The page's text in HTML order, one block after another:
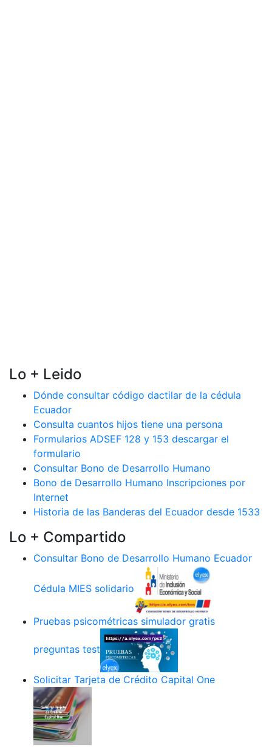
Lo + Leido
Dónde consultar código dactilar de la cédula
Ecuador
Consulta cuantos hijos tiene una persona
Formularios ADSEF 128 y 153 descargar el
formulario
Consultar Bono de Desarrollo Humano
Bono de Desarrollo Humano Inscripciones por
Internet
Historia de las Banderas del Ecuador desde 1533
Lo + Compartido
Consultar Bono de Desarrollo Humano Ecuador
Cédula MIES solidario
Pruebas psicométricas simulador gratis
preguntas test
Solicitar Tarjeta de Crédito Capital One